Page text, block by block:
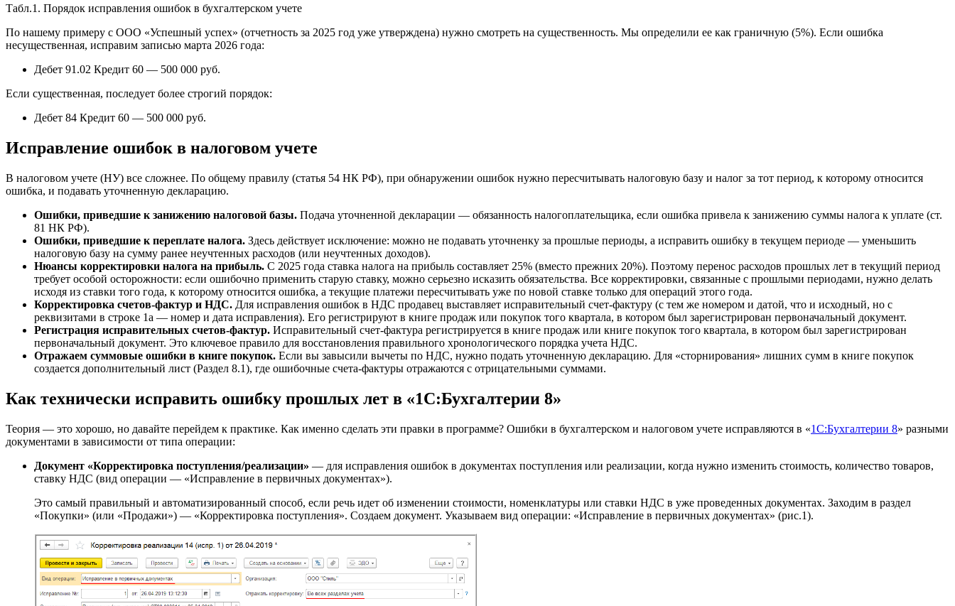
Табл.1. Порядок исправления ошибок в бухгалтерском учете
По нашему примеру с ООО «Успешный успех» (отчетность за 2025 год уже утверждена) нужно смотреть на существенность. Мы определили ее как граничную (5%). Если ошибка
несущественная, исправим записью марта 2026 года:
Дебет 91.02 Кредит 60 — 500 000 руб.
Если существенная, последует более строгий порядок:
Дебет 84 Кредит 60 — 500 000 руб.
Исправление ошибок в налоговом учете
В налоговом учете (НУ) все сложнее. По общему правилу (статья 54 НК РФ), при обнаружении ошибок нужно пересчитывать налоговую базу и налог за тот период, к которому относится
ошибка, и подавать уточненную декларацию.
Ошибки, приведшие к занижению налоговой базы. Подача уточненной декларации — обязанность налогоплательщика, если ошибка привела к занижению суммы налога к уплате (ст.
81 НК РФ).
Ошибки, приведшие к переплате налога. Здесь действует исключение: можно не подавать уточненку за прошлые периоды, а исправить ошибку в текущем периоде — уменьшить
налоговую базу на сумму ранее неучтенных расходов (или неучтенных доходов).
Нюансы корректировки налога на прибыль. С 2025 года ставка налога на прибыль составляет 25% (вместо прежних 20%). Поэтому перенос расходов прошлых лет в текущий период
требует особой осторожности: если ошибочно применить старую ставку, можно серьезно исказить обязательства. Все корректировки, связанные с прошлыми периодами, нужно делать
исходя из ставки того года, к которому относится ошибка, а текущие платежи пересчитывать уже по новой ставке только для операций этого года.
Корректировка счетов-фактур и НДС. Для исправления ошибок в НДС продавец выставляет исправительный счет-фактуру (с тем же номером и датой, что и исходный, но с
реквизитами в строке 1а — номер и дата исправления). Его регистрируют в книге продаж или покупок того квартала, в котором был зарегистрирован первоначальный документ.
Регистрация исправительных счетов-фактур. Исправительный счет-фактура регистрируется в книге продаж или книге покупок того квартала, в котором был зарегистрирован
первоначальный документ. Это ключевое правило для восстановления правильного хронологического порядка учета НДС.
Отражаем суммовые ошибки в книге покупок. Если вы завысили вычеты по НДС, нужно подать уточненную декларацию. Для «сторнирования» лишних сумм в книге покупок
создается дополнительный лист (Раздел 8.1), где ошибочные счета-фактуры отражаются с отрицательными суммами.
Как технически исправить ошибку прошлых лет в «1С:Бухгалтерии 8»
Теория — это хорошо, но давайте перейдем к практике. Как именно сделать эти правки в программе? Ошибки в бухгалтерском и налоговом учете исправляются в «1С:Бухгалтерии 8» разными
документами в зависимости от типа операции:
Документ «Корректировка поступления/реализации» — для исправления ошибок в документах поступления или реализации, когда нужно изменить стоимость, количество товаров,
ставку НДС (вид операции — «Исправление в первичных документах»).
Это самый правильный и автоматизированный способ, если речь идет об изменении стоимости, номенклатуры или ставки НДС в уже проведенных документах. Заходим в раздел
«Покупки» (или «Продажи») — «Корректировка поступления». Создаем документ. Указываем вид операции: «Исправление в первичных документах» (рис.1).